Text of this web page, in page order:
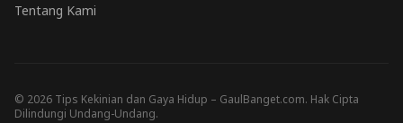
Tentang Kami
© 2026 Tips Kekinian dan Gaya Hidup – GaulBanget.com. Hak Cipta
Dilindungi Undang-Undang.